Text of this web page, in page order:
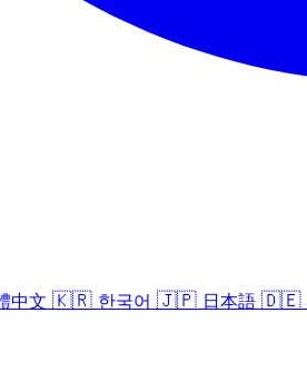
中文 🇰🇷 한국어 🇯🇵 日本語 🇩🇪